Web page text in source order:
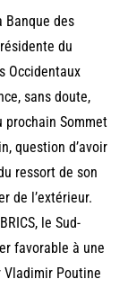
Banque des
du
Occidentaux
sans doute,
prochain Sommet
question d’avoir
ressort de son
de l’extérieur.
le Sud-
favorable à une
Poutine